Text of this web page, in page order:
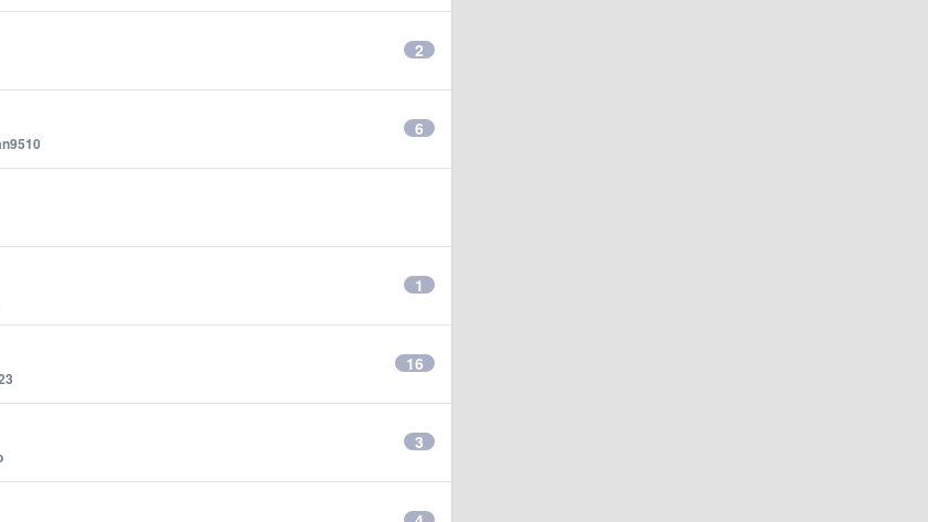
2
6
1
16
3